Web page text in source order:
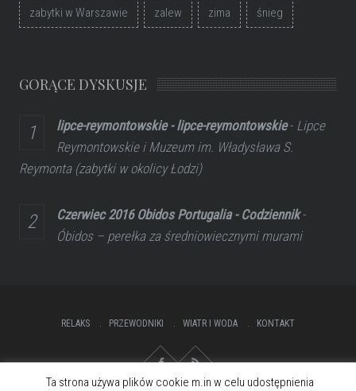
zabytki w Warszawie zalew zima śnieg
GORĄCE DYSKUSJE
lipce-reymontowskie - lipce-reymontowskie- Lipce
Reymontowskie i Muzeum im. Władysława S.
Reymonta (zabytki w okolicy Łodzi)
Czerwiec 2016 Obidos Portugalia - Codziennik-
Óbidos – perełka za średniowiecznymi murami
RELAKS PRZEWODNIKI WIATR I WODA KONTAKT
Ta strona używa plików cookie m.in w celu udostępnienia